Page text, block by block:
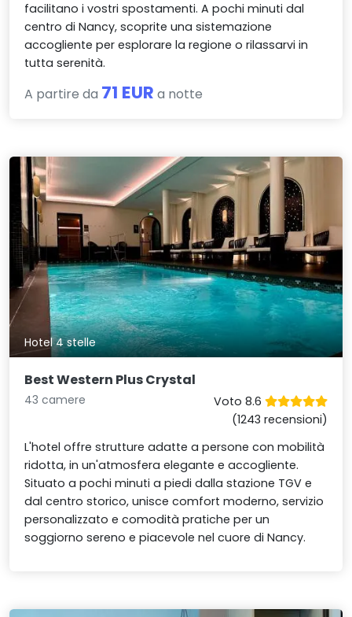
facilitano i vostri spostamenti. A pochi minuti dal
centro di Nancy, scoprite una sistemazione
accogliente per esplorare la regione o rilassarvi in
tutta serenità.
A partire da 71 EUR a notte
Hotel 4 stelle
Best Western Plus Crystal
43 camere
Voto 8.6
(1243 recensioni)
L'hotel offre strutture adatte a persone con mobilità
ridotta, in un'atmosfera elegante e accogliente.
Situato a pochi minuti a piedi dalla stazione TGV e
dal centro storico, unisce comfort moderno, servizio
personalizzato e comodità pratiche per un
soggiorno sereno e piacevole nel cuore di Nancy.